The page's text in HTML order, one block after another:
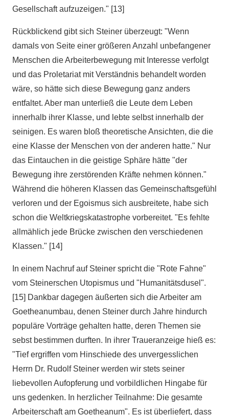
Gesellschaft aufzuzeigen." [13]
Rückblickend gibt sich Steiner überzeugt: "Wenn
damals von Seite einer größeren Anzahl unbefangener
Menschen die Arbeiterbewegung mit Interesse verfolgt
und das Proletariat mit Verständnis behandelt worden
wäre, so hätte sich diese Bewegung ganz anders
entfaltet. Aber man unterließ die Leute dem Leben
innerhalb ihrer Klasse, und lebte selbst innerhalb der
seinigen. Es waren bloß theoretische Ansichten, die die
eine Klasse der Menschen von der anderen hatte." Nur
das Eintauchen in die geistige Sphäre hätte "der
Bewegung ihre zerstörenden Kräfte nehmen können."
Während die höheren Klassen das Gemeinschaftsgefühl
verloren und der Egoismus sich ausbreitete, habe sich
schon die Weltkriegskatastrophe vorbereitet. "Es fehlte
allmählich jede Brücke zwischen den verschiedenen
Klassen." [14]
In einem Nachruf auf Steiner spricht die "Rote Fahne"
vom Steinerschen Utopismus und "Humanitätsdusel".
[15] Dankbar dagegen äußerten sich die Arbeiter am
Goetheanumbau, denen Steiner durch Jahre hindurch
populäre Vorträge gehalten hatte, deren Themen sie
sebst bestimmen durften. In ihrer Traueranzeige hieß es:
"Tief ergriffen vom Hinschiede des unvergesslichen
Herrn Dr. Rudolf Steiner werden wir stets seiner
liebevollen Aufopferung und vorbildlichen Hingabe für
uns gedenken. In herzlicher Teilnahme: Die gesamte
Arbeiterschaft am Goetheanum". Es ist überliefert, dass